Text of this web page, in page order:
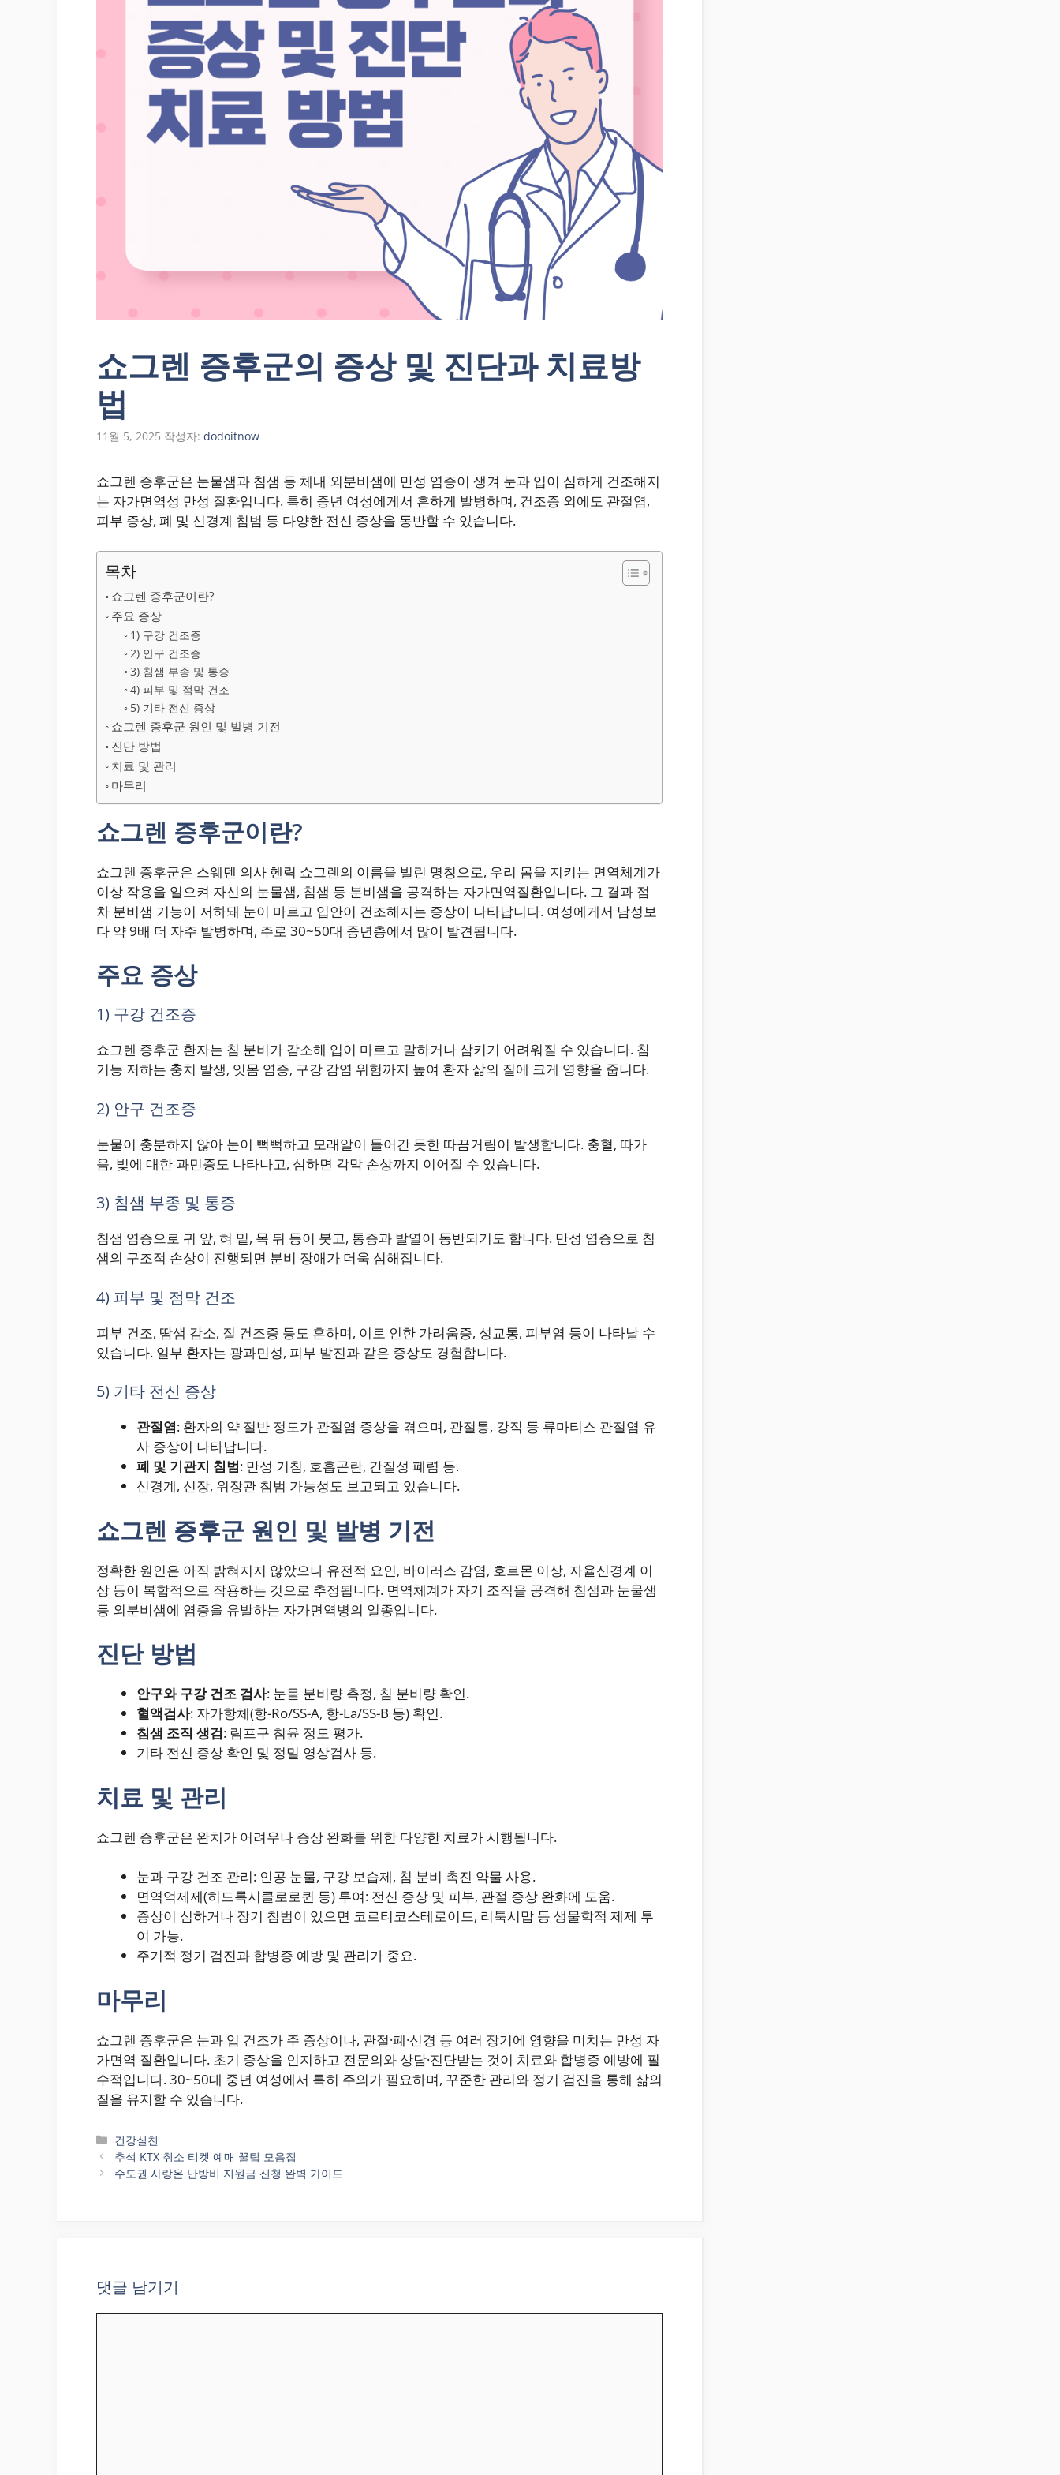
쇼그렌 증후군의 증상 및 진단과 치료방
법
11월 5, 2025 작성자: dodoitnow
쇼그렌 증후군은 눈물샘과 침샘 등 체내 외분비샘에 만성 염증이 생겨 눈과 입이 심하게 건조해지
는 자가면역성 만성 질환입니다. 특히 중년 여성에게서 흔하게 발병하며, 건조증 외에도 관절염,
피부 증상, 폐 및 신경계 침범 등 다양한 전신 증상을 동반할 수 있습니다.​
목차
쇼그렌 증후군이란?
주요 증상
1) 구강 건조증
2) 안구 건조증
3) 침샘 부종 및 통증
4) 피부 및 점막 건조
5) 기타 전신 증상
쇼그렌 증후군 원인 및 발병 기전
진단 방법
치료 및 관리
마무리
쇼그렌 증후군이란?
쇼그렌 증후군은 스웨덴 의사 헨릭 쇼그렌의 이름을 빌린 명칭으로, 우리 몸을 지키는 면역체계가
이상 작용을 일으켜 자신의 눈물샘, 침샘 등 분비샘을 공격하는 자가면역질환입니다. 그 결과 점
차 분비샘 기능이 저하돼 눈이 마르고 입안이 건조해지는 증상이 나타납니다. 여성에게서 남성보
다 약 9배 더 자주 발병하며, 주로 30~50대 중년층에서 많이 발견됩니다.​
주요 증상
1) 구강 건조증
쇼그렌 증후군 환자는 침 분비가 감소해 입이 마르고 말하거나 삼키기 어려워질 수 있습니다. 침
기능 저하는 충치 발생, 잇몸 염증, 구강 감염 위험까지 높여 환자 삶의 질에 크게 영향을 줍니다.​
2) 안구 건조증
눈물이 충분하지 않아 눈이 뻑뻑하고 모래알이 들어간 듯한 따끔거림이 발생합니다. 충혈, 따가
움, 빛에 대한 과민증도 나타나고, 심하면 각막 손상까지 이어질 수 있습니다.​
3) 침샘 부종 및 통증
침샘 염증으로 귀 앞, 혀 밑, 목 뒤 등이 붓고, 통증과 발열이 동반되기도 합니다. 만성 염증으로 침
샘의 구조적 손상이 진행되면 분비 장애가 더욱 심해집니다.​
4) 피부 및 점막 건조
피부 건조, 땀샘 감소, 질 건조증 등도 흔하며, 이로 인한 가려움증, 성교통, 피부염 등이 나타날 수
있습니다. 일부 환자는 광과민성, 피부 발진과 같은 증상도 경험합니다.​
5) 기타 전신 증상
관절염: 환자의 약 절반 정도가 관절염 증상을 겪으며, 관절통, 강직 등 류마티스 관절염 유
사 증상이 나타납니다.
폐 및 기관지 침범: 만성 기침, 호흡곤란, 간질성 폐렴 등.
신경계, 신장, 위장관 침범 가능성도 보고되고 있습니다.​
쇼그렌 증후군 원인 및 발병 기전
정확한 원인은 아직 밝혀지지 않았으나 유전적 요인, 바이러스 감염, 호르몬 이상, 자율신경계 이
상 등이 복합적으로 작용하는 것으로 추정됩니다. 면역체계가 자기 조직을 공격해 침샘과 눈물샘
등 외분비샘에 염증을 유발하는 자가면역병의 일종입니다.​
진단 방법
안구와 구강 건조 검사: 눈물 분비량 측정, 침 분비량 확인.
혈액검사: 자가항체(항-Ro/SS-A, 항-La/SS-B 등) 확인.
침샘 조직 생검: 림프구 침윤 정도 평가.
기타 전신 증상 확인 및 정밀 영상검사 등.​
치료 및 관리
쇼그렌 증후군은 완치가 어려우나 증상 완화를 위한 다양한 치료가 시행됩니다.
눈과 구강 건조 관리: 인공 눈물, 구강 보습제, 침 분비 촉진 약물 사용.
면역억제제(히드록시클로로퀸 등) 투여: 전신 증상 및 피부, 관절 증상 완화에 도움.
증상이 심하거나 장기 침범이 있으면 코르티코스테로이드, 리툭시맙 등 생물학적 제제 투
여 가능.
주기적 정기 검진과 합병증 예방 및 관리가 중요.​
마무리
쇼그렌 증후군은 눈과 입 건조가 주 증상이나, 관절·폐·신경 등 여러 장기에 영향을 미치는 만성 자
가면역 질환입니다. 초기 증상을 인지하고 전문의와 상담·진단받는 것이 치료와 합병증 예방에 필
수적입니다. 30~50대 중년 여성에서 특히 주의가 필요하며, 꾸준한 관리와 정기 검진을 통해 삶의
질을 유지할 수 있습니다.​
카
테
고
건강실천
추석 KTX 취소 티켓 예매 꿀팁 모음집
수도권 사랑온 난방비 지원금 신청 완벽 가이드
댓글 남기기